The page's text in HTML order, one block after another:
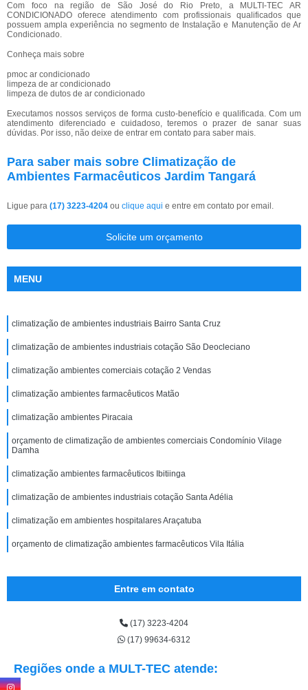
Com foco na região de São José do Rio Preto, a MULTI-TEC AR
CONDICIONADO oferece atendimento com profissionais qualificados que
possuem ampla experiência no segmento de Instalação e Manutenção de Ar
Condicionado.
Conheça mais sobre
pmoc ar condicionado
limpeza de ar condicionado
limpeza de dutos de ar condicionado
Executamos nossos serviços de forma custo-benefício e qualificada. Com um
atendimento diferenciado e cuidadoso, teremos o prazer de sanar suas
dúvidas. Por isso, não deixe de entrar em contato para saber mais.
Para saber mais sobre Climatização de
Ambientes Farmacêuticos Jardim Tangará
Ligue para (17) 3223-4204 ou clique aqui e entre em contato por email.
Solicite um orçamento
MENU
climatização de ambientes industriais Bairro Santa Cruz
climatização de ambientes industriais cotação São Deocleciano
climatização ambientes comerciais cotação 2 Vendas
climatização ambientes farmacêuticos Matão
climatização ambientes Piracaia
orçamento de climatização de ambientes comerciais Condomínio Vilage
Damha
climatização ambientes farmacêuticos Ibitiinga
climatização de ambientes industriais cotação Santa Adélia
climatização em ambientes hospitalares Araçatuba
orçamento de climatização ambientes farmacêuticos Vila Itália
Entre em contato
(17) 3223-4204
(17) 99634-6312
Regiões onde a MULT-TEC atende: